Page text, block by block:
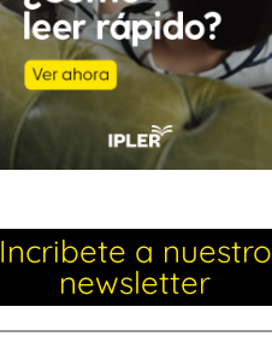
Incribete a nuestro
newsletter